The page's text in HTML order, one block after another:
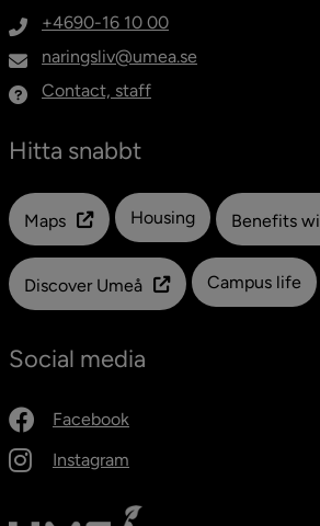
+4690-16 10 00
naringsliv@umea.se
Contact, staff
Hitta snabbt
Maps Länk till en annan webbplats
Housing Benefits
Discover Umeå Campus life
Social media
Facebook
Instagram